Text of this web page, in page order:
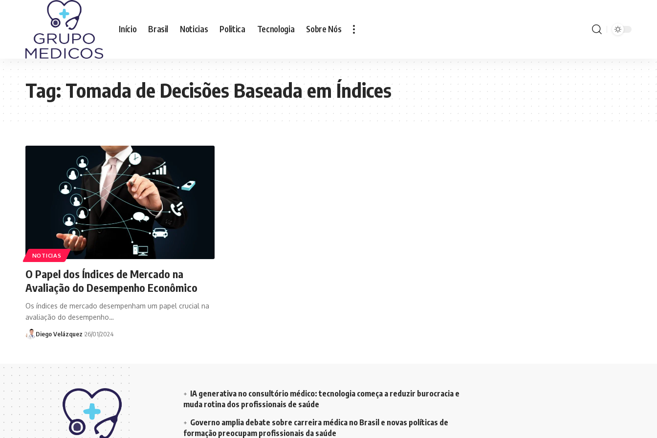
Início Brasil Noticias Politica Tecnologia Sobre Nós
Tag:Tomada de Decisões Baseada em Índices
NOTICIAS
O Papel dos Índices de Mercado na
Avaliação do Desempenho Econômico
Os índices de mercado desempenham um papel crucial na
avaliação do desempenho…
Diego Velázquez 26/01/2024
IA generativa no consultório médico: tecnologia começa a reduzir burocracia e
muda rotina dos profissionais de saúde
Governo amplia debate sobre carreira médica no Brasil e novas políticas de
formação preocupam profissionais da saúde